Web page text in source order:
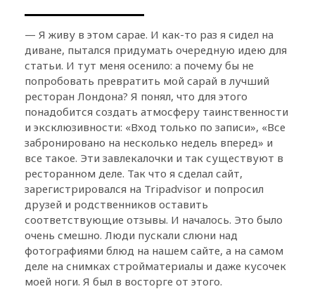
— Я живу в этом сарае. И как-то раз я сидел на
диване, пытался придумать очередную идею для
статьи. И тут меня осенило: а почему бы не
попробовать превратить мой сарай в лучший
ресторан Лондона? Я понял, что для этого
понадобится создать атмосферу таинственности
и эксклюзивности: «Вход только по записи», «Все
забронировано на несколько недель вперед» и
все такое. Эти завлекалочки и так существуют в
ресторанном деле. Так что я сделал сайт,
зарегистрировался на Tripadvisor и попросил
друзей и родственников оставить
соответствующие отзывы. И началось. Это было
очень смешно. Люди пускали слюни над
фотографиями блюд на нашем сайте, а на самом
деле на снимках стройматериалы и даже кусочек
моей ноги. Я был в восторге от этого.